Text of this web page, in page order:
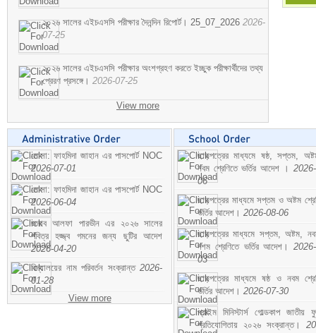
২০২৬ সালের এইচএসসি পরীক্ষার দৈনন্দিন রিপোর্ট। 25_07_2026 2026-
07-25
২০২৬ সালের এইচএসসি পরীক্ষার অংশগ্রহণ করতে ইচ্ছুক পরীক্ষার্থীদের তথ্য
প্রেরণ প্রসঙ্গে। 2026-07-25
View more
মোসা: ফাহমিদা জাহান এর পাসপোর্ট NOC
2026-07-01
মোসা: ফাহমিদা জাহান এর পাসপোর্ট NOC
2026-06-04
জনাব আলফা পারভীন এর ২০২৬ সালের
পবিত্র হজ্জ্ব গমনের জন্য ছুটির আদেশ
2026-04-20
বিদ্যালয়ের নাম পরিবর্তন সংক্রান্ত 2026-
01-28
View more
ছাড়পত্রের মাধ্যমে ষষ্ঠ, সপ্তম,
নবম শ্রেণিতে ভর্তির আদেশ ।
06
ছাড়পত্রের মাধ্যমে সপ্তম ও অষ্টম
ভর্তির আদেশ। 2026-08-06
ছাড়পত্রের মাধ্যমে সপ্তম, অষ্টম,
দশম শ্রেণিতে ভর্তির আদেশ।
03
ছাড়পত্রের মাধ্যমে ষষ্ঠ ও নবম
ভর্তির আদেশ। 2026-07-30
প্রাইম মিনিস্টার্স গোল্ডকাপ জাতীয়
প্রতিযোগিতায় ২০২৬ সংক্রান্ত।